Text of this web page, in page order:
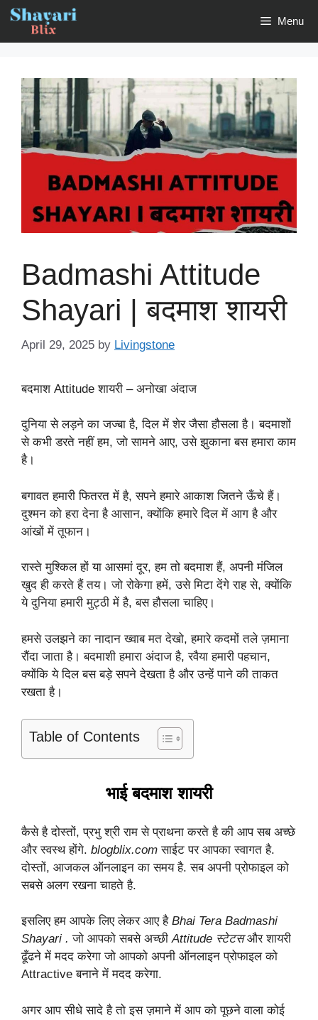
Skip
content
Menu
Badmashi Attitude
Shayari | बदमाश शायरी
April 29, 2025 by Livingstone
बदमाश Attitude शायरी – अनोखा अंदाज
दुनिया से लड़ने का जज्बा है, दिल में शेर जैसा हौसला है। बदमाशों
से कभी डरते नहीं हम, जो सामने आए, उसे झुकाना बस हमारा काम
है।
बगावत हमारी फितरत में है, सपने हमारे आकाश जितने ऊँचे हैं।
दुश्मन को हरा देना है आसान, क्योंकि हमारे दिल में आग है और
आंखों में तूफान।
रास्ते मुश्किल हों या आसमां दूर, हम तो बदमाश हैं, अपनी मंजिल
खुद ही करते हैं तय। जो रोकेगा हमें, उसे मिटा देंगे राह से, क्योंकि
ये दुनिया हमारी मुट्ठी में है, बस हौसला चाहिए।
हमसे उलझने का नादान ख्वाब मत देखो, हमारे कदमों तले ज़माना
रौंदा जाता है। बदमाशी हमारा अंदाज है, रवैया हमारी पहचान,
क्योंकि ये दिल बस बड़े सपने देखता है और उन्हें पाने की ताकत
रखता है।
Table of Contents
भाई बदमाश शायरी
कैसे है दोस्तों, प्रभु श्री राम से प्राथना करते है की आप सब अच्छे
और स्वस्थ होंगे. blogblix.com साईट पर आपका स्वागत है.
दोस्तों, आजकल ऑनलाइन का समय है. सब अपनी प्रोफाइल को
सबसे अलग रखना चाहते है.
इसलिए हम आपके लिए लेकर आए हैBhai Tera Badmashi
Shayari . जो आपको सबसे अच्छीAttitude स्टेटसऔर शायरी
ढूँढने में मदद करेगा जो आपको अपनी ऑनलाइन प्रोफाइल को
Attractive बनाने में मदद करेगा.
अगर आप सीधे सादे है तो इस ज़माने में आप को पूछने वाला कोई